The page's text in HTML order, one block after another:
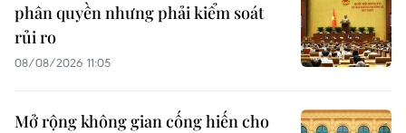
phân quyền nhưng phải kiểm soát
rủi ro
08/08/2026 11:05
Mở rộng không gian cống hiến cho